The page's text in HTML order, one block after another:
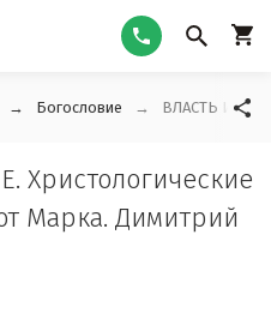
Богословие ВЛАСТЬ И
Христологические
Марка. Димитрий